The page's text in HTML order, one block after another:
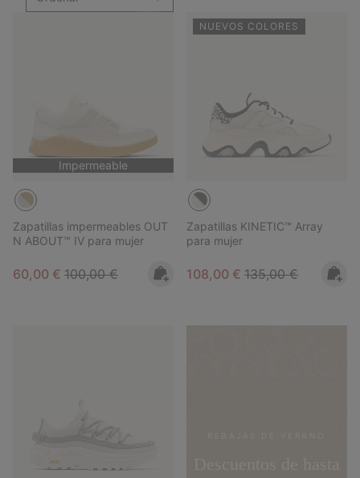
Impermeable
Zapatillas impermeables OUT
N ABOUT™ IV para mujer
Sale price:
60,00 € Regular price:
100,00 €
NUEVOS COLORES
Zapatillas KINETIC™ Array
para mujer
Sale price:
108,00 € Regular price:
135,00 €